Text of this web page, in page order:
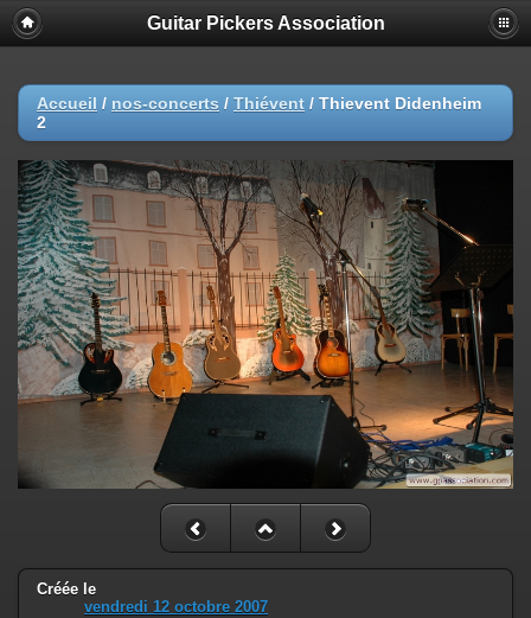
Guitar Pickers Association
Accueil / nos-concerts / Thiévent / Thievent Didenheim
2
Créée le
vendredi 12 octobre 2007